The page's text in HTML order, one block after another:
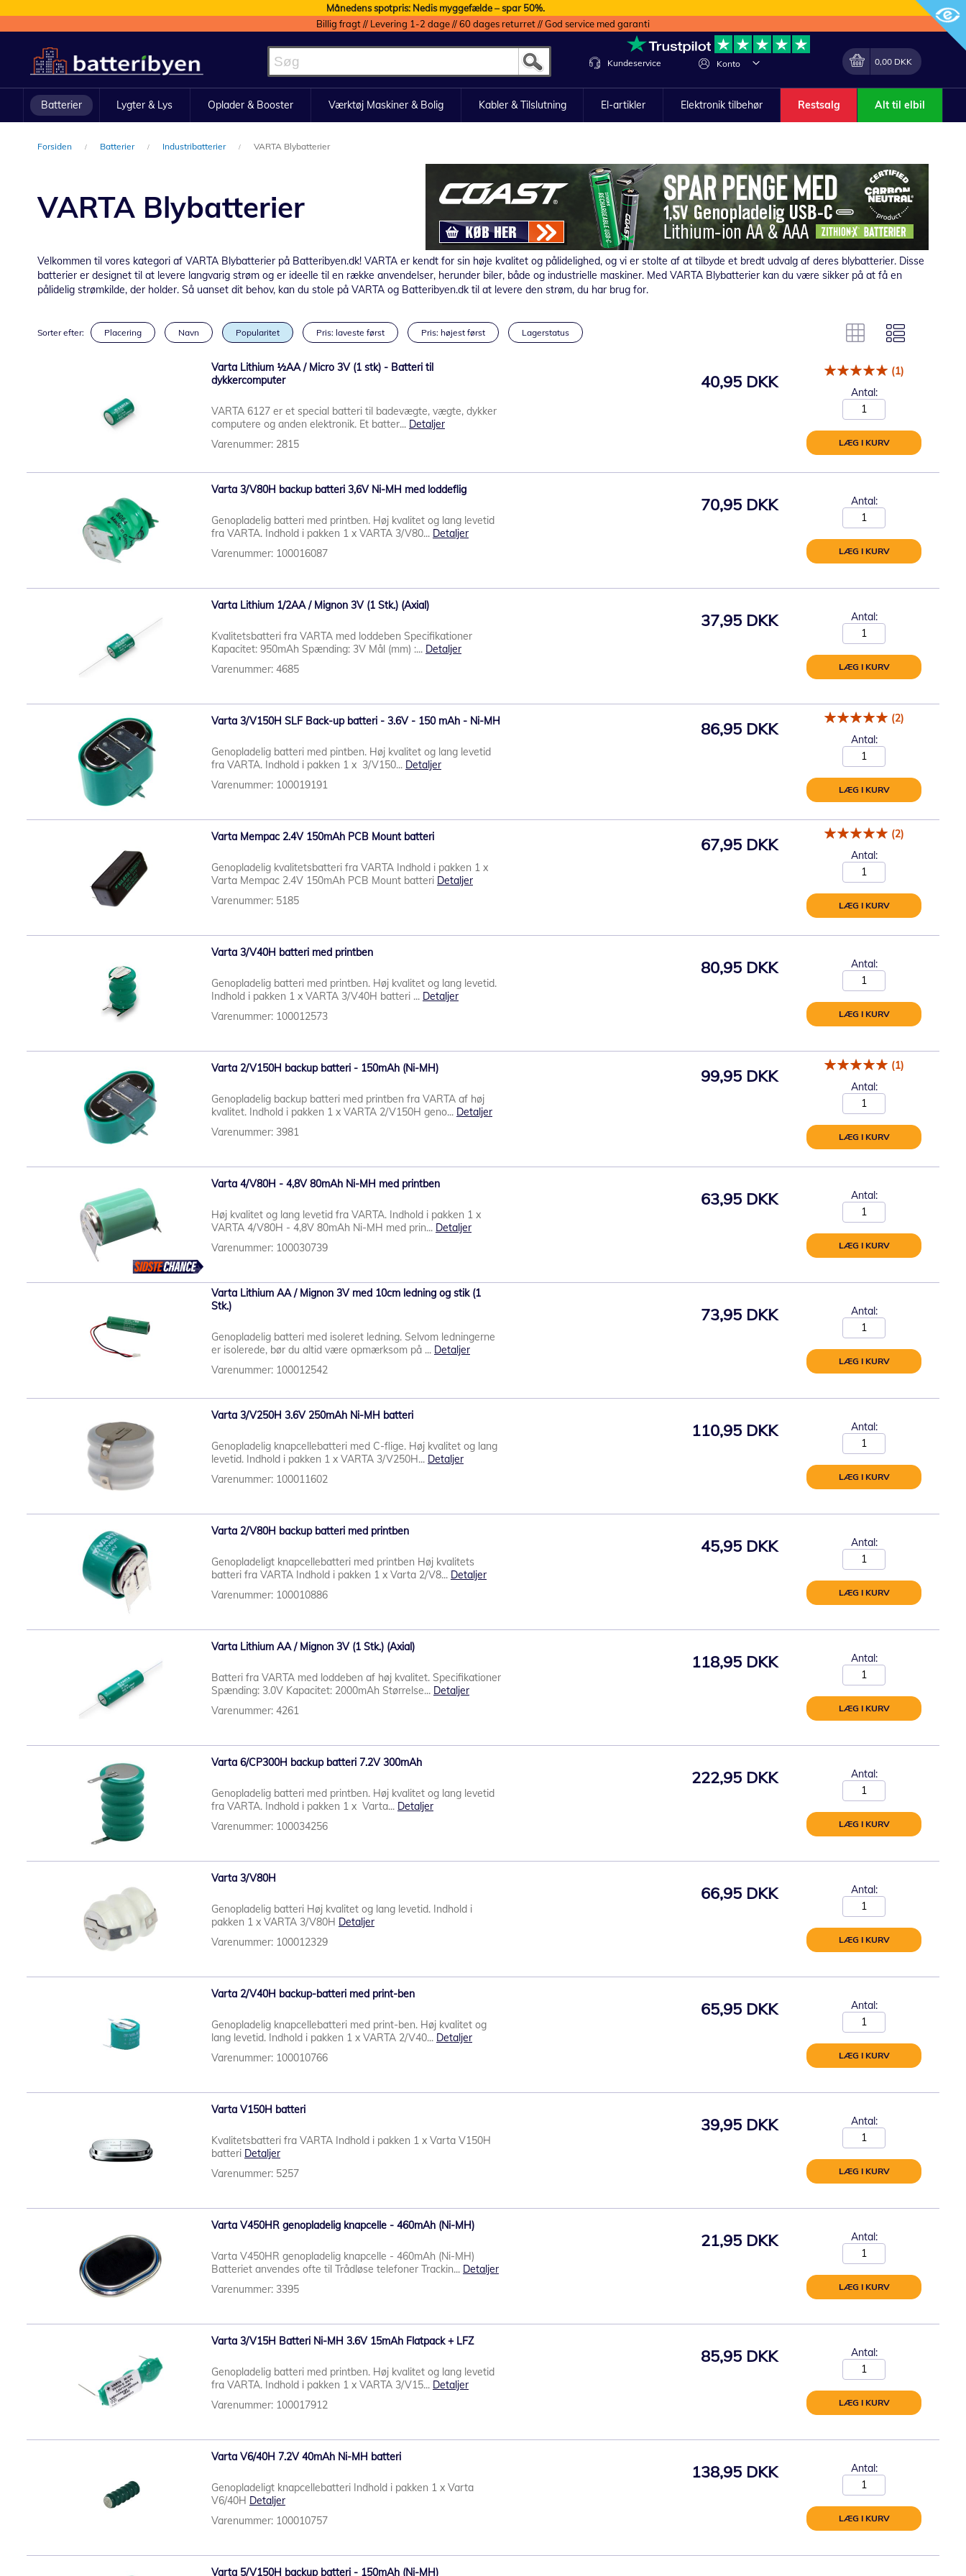
Månedens spotpris: Nedis myggefælde – spar 50%.
Billig fragt // Levering 1-2 dage // 60 dages returret // God service med garanti
to
Content
Konto
Lave
Min indkøbskurv
0,00 DKK
Kundeservice
Batterier Lygter & Lys Oplader & Booster Værktøj Maskiner & Bolig Kabler & Tilslutning El-artikler Elektronik tilbehør Restsalg Alt til elbil
Forsiden Batterier Industribatterier VARTA Blybatterier
VARTA Blybatterier
Velkommen til vores kategori af VARTA Blybatterier på Batteribyen.dk! VARTA er kendt for sin høje kvalitet og pålidelighed, og vi er stolte af at tilbyde et bredt udvalg af deres blybatterier. Disse
batterier er designet til at levere langvarig strøm og er ideelle til en række anvendelser, herunder biler, både og industrielle maskiner. Med VARTA Blybatterier kan du være sikker på at få en
pålidelig strømkilde, der holder. Så uanset dit behov, kan du stole på VARTA og Batteribyen.dk til at levere den strøm, du har brug for.
Sorter efter: Placering Navn Popularitet Pris: laveste først Pris: højest først Lagerstatus
Varta Lithium ½AA / Micro 3V (1 stk) - Batteri til
dykkercomputer
VARTA 6127 er et special batteri til badevægte, vægte, dykker
computere og anden elektronik. Et batter... Detaljer
Varenummer: 2815
40,95 DKK
(1)
Antal:
LÆG I KURV
Varta 3/V80H backup batteri 3,6V Ni-MH med loddeflig
Genopladelig batteri med printben. Høj kvalitet og lang levetid
fra VARTA. Indhold i pakken 1 x VARTA 3/V80... Detaljer
Varenummer: 100016087
70,95 DKK Antal:
LÆG I KURV
Varta Lithium 1/2AA / Mignon 3V (1 Stk.) (Axial)
Kvalitetsbatteri fra VARTA med loddeben Specifikationer
Kapacitet: 950mAh Spænding: 3V Mål (mm) :... Detaljer
Varenummer: 4685
37,95 DKK Antal:
LÆG I KURV
Varta 3/V150H SLF Back-up batteri - 3.6V - 150 mAh - Ni-MH
Genopladelig batteri med pintben. Høj kvalitet og lang levetid
fra VARTA. Indhold i pakken 1 x 3/V150... Detaljer
Varenummer: 100019191
86,95 DKK
(2)
Antal:
LÆG I KURV
Varta Mempac 2.4V 150mAh PCB Mount batteri
Genopladelig kvalitetsbatteri fra VARTA Indhold i pakken 1 x
Varta Mempac 2.4V 150mAh PCB Mount batteri Detaljer
Varenummer: 5185
67,95 DKK
(2)
Antal:
LÆG I KURV
Varta 3/V40H batteri med printben
Genopladelig batteri med printben. Høj kvalitet og lang levetid.
Indhold i pakken 1 x VARTA 3/V40H batteri ... Detaljer
Varenummer: 100012573
80,95 DKK Antal:
LÆG I KURV
Varta 2/V150H backup batteri - 150mAh (Ni-MH)
Genopladelig backup batteri med printben fra VARTA af høj
kvalitet. Indhold i pakken 1 x VARTA 2/V150H geno... Detaljer
Varenummer: 3981
99,95 DKK
(1)
Antal:
LÆG I KURV
Varta 4/V80H - 4,8V 80mAh Ni-MH med printben
Høj kvalitet og lang levetid fra VARTA. Indhold i pakken 1 x
VARTA 4/V80H - 4,8V 80mAh Ni-MH med prin... Detaljer
Varenummer: 100030739
63,95 DKK Antal:
LÆG I KURV
Varta Lithium AA / Mignon 3V med 10cm ledning og stik (1
Stk.)
Genopladelig batteri med isoleret ledning. Selvom ledningerne
er isolerede, bør du altid være opmærksom på ... Detaljer
Varenummer: 100012542
73,95 DKK Antal:
LÆG I KURV
Varta 3/V250H 3.6V 250mAh Ni-MH batteri
Genopladelig knapcellebatteri med C-flige. Høj kvalitet og lang
levetid. Indhold i pakken 1 x VARTA 3/V250H... Detaljer
Varenummer: 100011602
110,95 DKK Antal:
LÆG I KURV
Varta 2/V80H backup batteri med printben
Genopladeligt knapcellebatteri med printben Høj kvalitets
batteri fra VARTA Indhold i pakken 1 x Varta 2/V8... Detaljer
Varenummer: 100010886
45,95 DKK Antal:
LÆG I KURV
Varta Lithium AA / Mignon 3V (1 Stk.) (Axial)
Batteri fra VARTA med loddeben af høj kvalitet. Specifikationer
Spænding: 3.0V Kapacitet: 2000mAh Størrelse... Detaljer
Varenummer: 4261
118,95 DKK Antal:
LÆG I KURV
Varta 6/CP300H backup batteri 7.2V 300mAh
Genopladelig batteri med printben. Høj kvalitet og lang levetid
fra VARTA. Indhold i pakken 1 x Varta... Detaljer
Varenummer: 100034256
222,95 DKK Antal:
LÆG I KURV
Varta 3/V80H
Genopladelig batteri Høj kvalitet og lang levetid. Indhold i
pakken 1 x VARTA 3/V80H Detaljer
Varenummer: 100012329
66,95 DKK Antal:
LÆG I KURV
Varta 2/V40H backup-batteri med print-ben
Genopladelig knapcellebatteri med print-ben. Høj kvalitet og
lang levetid. Indhold i pakken 1 x VARTA 2/V40... Detaljer
Varenummer: 100010766
65,95 DKK Antal:
LÆG I KURV
Varta V150H batteri
Kvalitetsbatteri fra VARTA Indhold i pakken 1 x Varta V150H
batteri Detaljer
Varenummer: 5257
39,95 DKK Antal:
LÆG I KURV
Varta V450HR genopladelig knapcelle - 460mAh (Ni-MH)
Varta V450HR genopladelig knapcelle - 460mAh (Ni-MH)
Batteriet anvendes ofte til Trådløse telefoner Trackin... Detaljer
Varenummer: 3395
21,95 DKK Antal:
LÆG I KURV
Varta 3/V15H Batteri Ni-MH 3.6V 15mAh Flatpack + LFZ
Genopladelig batteri med printben. Høj kvalitet og lang levetid
fra VARTA. Indhold i pakken 1 x VARTA 3/V15... Detaljer
Varenummer: 100017912
85,95 DKK Antal:
LÆG I KURV
Varta V6/40H 7.2V 40mAh Ni-MH batteri
Genopladeligt knapcellebatteri Indhold i pakken 1 x Varta
V6/40H Detaljer
Varenummer: 100010757
138,95 DKK Antal:
LÆG I KURV
Varta 5/V150H backup batteri - 150mAh (Ni-MH)